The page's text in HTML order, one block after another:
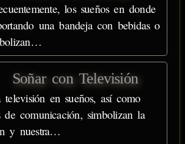
los sueños en donde
una bandeja con bebidas o
Soñar con Televisión
televisión en sueños, así como
de comunicación, simbolizan la
y nuestra…